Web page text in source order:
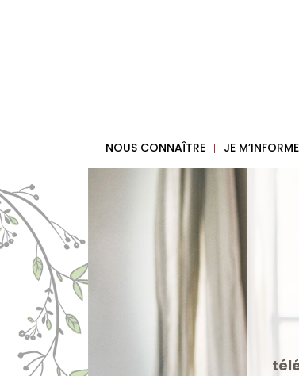
NOUS CONNAÎTRE JE M’INFORME
téléphonique